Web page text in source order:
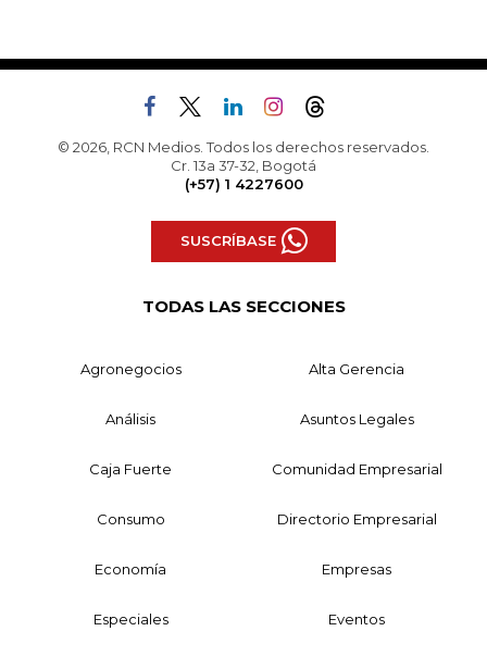
© 2026, RCN Medios. Todos los derechos reservados.
Cr. 13a 37-32, Bogotá
(+57) 1 4227600
SUSCRÍBASE
TODAS LAS SECCIONES
Agronegocios Alta Gerencia
Análisis Asuntos Legales
Caja Fuerte Comunidad Empresarial
Consumo Directorio Empresarial
Economía Empresas
Especiales Eventos